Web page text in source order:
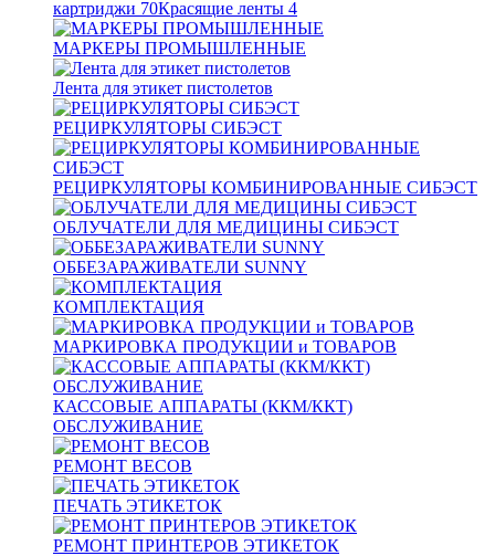
картриджи 70Красящие ленты 4
МАРКЕРЫ ПРОМЫШЛЕННЫЕ
Лента для этикет пистолетов
РЕЦИРКУЛЯТОРЫ СИБЭСТ
РЕЦИРКУЛЯТОРЫ КОМБИНИРОВАННЫЕ СИБЭСТ
ОБЛУЧАТЕЛИ ДЛЯ МЕДИЦИНЫ СИБЭСТ
ОББЕЗАРАЖИВАТЕЛИ SUNNY
КОМПЛЕКТАЦИЯ
МАРКИРОВКА ПРОДУКЦИИ и ТОВАРОВ
КАССОВЫЕ АППАРАТЫ (ККМ/ККТ)
ОБСЛУЖИВАНИЕ
РЕМОНТ ВЕСОВ
ПЕЧАТЬ ЭТИКЕТОК
РЕМОНТ ПРИНТЕРОВ ЭТИКЕТОК